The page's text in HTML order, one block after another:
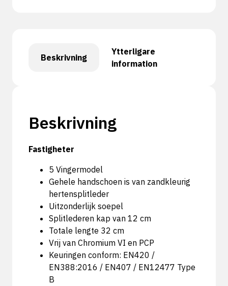
Beskrivning
Ytterligare
information
Beskrivning
Fastigheter
5 Vingermodel
Gehele handschoen is van zandkleurig
hertensplitleder
Uitzonderlijk soepel
Splitlederen kap van 12 cm
Totale lengte 32 cm
Vrij van Chromium VI en PCP
Keuringen conform: EN420 /
EN388:2016 / EN407 / EN12477 Type
B